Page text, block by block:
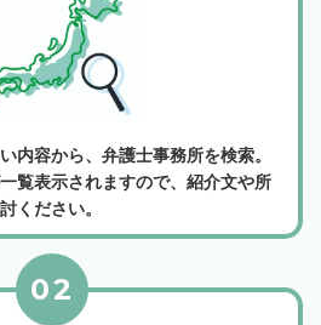
内容から、弁護士事務所を検索。
覧表示されますので、紹介文や所
ください。
02